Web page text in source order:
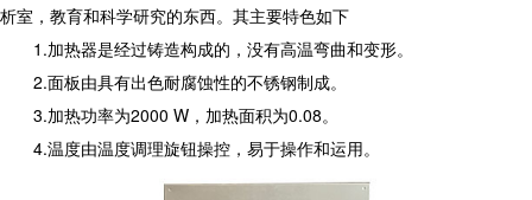
析室，教育和科学研究的东西。其主要特色如下
1.加热器是经过铸造构成的，没有高温弯曲和变形。
2.面板由具有出色耐腐蚀性的不锈钢制成。
3.加热功率为2000 W，加热面积为0.08。
4.温度由温度调理旋钮操控，易于操作和运用。